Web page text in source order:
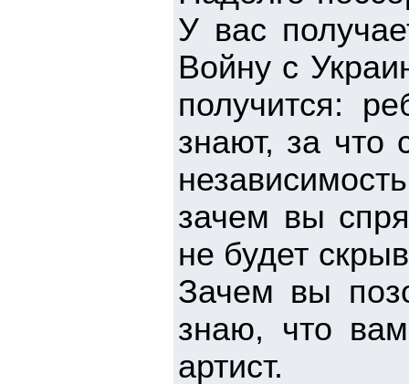
У вас
Войну с
получится:
знают, за что
зачем вы
не будет
Зачем вы
знаю, что
артист.